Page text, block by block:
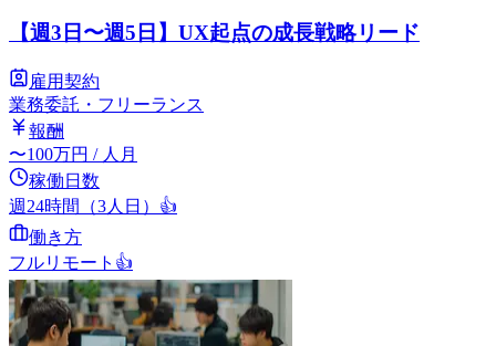
【週3日〜週5日】UX起点の成長戦略リード
雇用契約
業務委託・フリーランス
報酬
〜100万円 / 人月
稼働日数
週24時間（3人日） 👍
働き方
フルリモート 👍